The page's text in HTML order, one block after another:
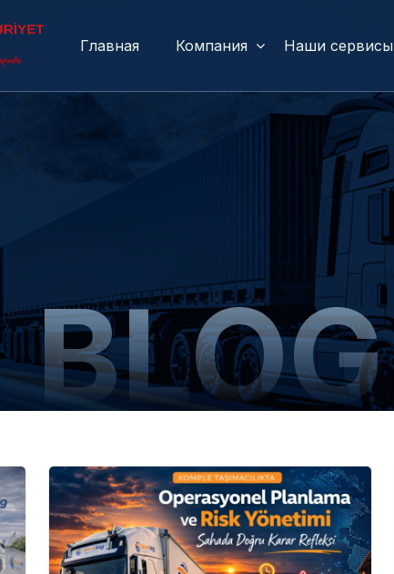
Главная Компания Наши сервисы
BLOG